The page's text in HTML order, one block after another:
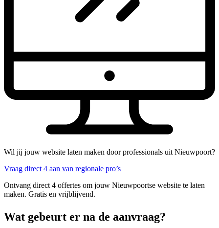
Wil jij jouw website laten maken door professionals uit Nieuwpoort?
Vraag direct 4 aan van regionale pro’s
Ontvang direct 4 offertes om jouw Nieuwpoortse website te laten
maken. Gratis en vrijblijvend.
Wat gebeurt er na de aanvraag?